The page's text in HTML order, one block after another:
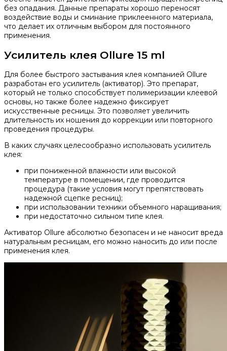
без опадания. Данные препараты хорошо переносят
воздействие воды и сминание приклеенного материала,
что делает их отличным выбором для постоянного
применения.
Усилитель клея Ollure 15 ml
Для более быстрого застывания клея компанией Ollure
разработан его усилитель (активатор). Это препарат,
который не только способствует полимеризации клеевой
основы, но также более надежно фиксирует
искусственные ресницы. Это позволяет увеличить
длительность их ношения до коррекции или повторного
проведения процедуры.
В каких случаях целесообразно использовать усилитель
клея:
при пониженной влажности или высокой
температуре в помещении, где проводится
процедура (такие условия могут препятствовать
надежной сцепке ресниц);
при использовании техники объемного наращивания;
при недостаточно сильном типе клея.
Активатор Ollure абсолютно безопасен и не наносит вреда
натуральным ресницам, его можно наносить до или после
применения клея.